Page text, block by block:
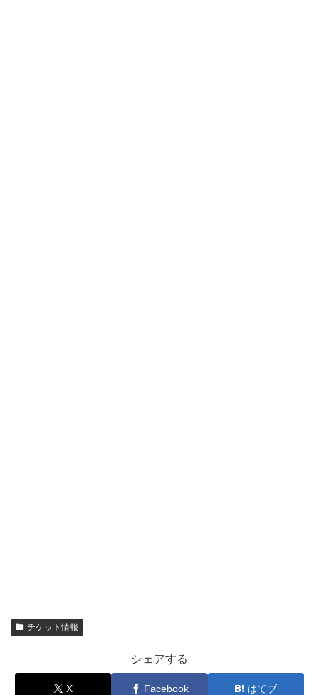
チケット情報
シェアする
X Facebook はてブ